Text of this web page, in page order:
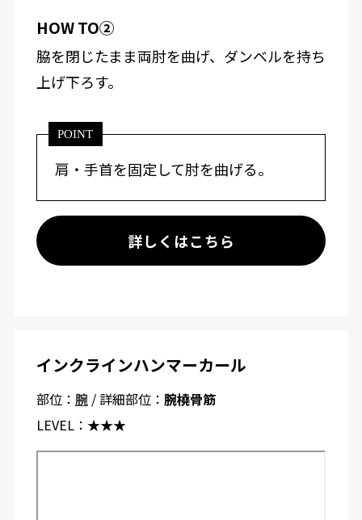
HOW TO②
脇を閉じたまま両肘を曲げ、ダンベルを持ち
上げ下ろす。
POINT
肩・手首を固定して肘を曲げる。
詳しくはこちら
インクラインハンマーカール
部位： 腕/ 詳細部位： 腕橈骨筋
LEVEL： ★★★